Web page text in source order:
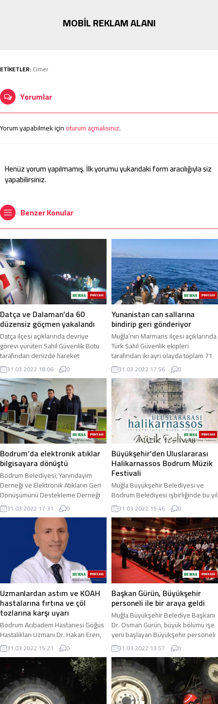
MOBİL REKLAM ALANI
ETİKETLER:Cimer
Yorumlar
Yorum yapabilmek içinoturum açmalısınız.
Henüz yorum yapılmamış. İlk yorumu yukarıdaki form aracılığıyla siz
yapabilirsiniz.
Benzer Konular
Datça ve Dalaman’da 60
düzensiz göçmen yakalandı
Datça ilçesi açıklarında devriye
görevi yürüten Sahil Güvenlik Botu
tarafından denizde hareket
halindeki lastik bot durduruldu. Lastik
bot içinde ...
31.03.2022 18:06 0
Yunanistan can sallarına
bindirip geri gönderiyor
Muğla’nın Marmaris ilçesi açıklarında
Türk Sahil Güvenlik ekipleri
tarafından iki ayrı olayda toplam 71
düzensiz göçmen kurtarıldı. Öğle ...
31.03.2022 17:56 0
Bodrum’da elektronik atıklar
bilgisayara dönüştü
Bodrum Belediyesi, Yanındayım
Derneği ve Elektronik Atıkların Geri
Dönüşümünü Destekleme Derneği
(EAGD) işbirliğinde gerçekleştirilen "
Geleceğe ...
31.03.2022 17:31 0
Büyükşehir’den Uluslararası
Halikarnassos Bodrum Müzik
Festivali
Muğla Büyükşehir Belediyesi ve
Bodrum Belediyesi işbirliğinde bu yıl
ilk kez Uluslararası Halikarnassos
Bodrum Müzik Festivali
düzenleniyor. 4-5 ...
31.03.2022 15:46 0
Uzmanlardan astım ve KOAH
hastalarına fırtına ve çöl
tozlarına karşı uyarı
Bodrum Acıbadem Hastanesi Göğüs
Hastalıkları Uzmanı Dr. Hakan Eren,
bugün ve yarın gerçekleşeceği
belirtilen çöl fırtınasına karşı
vatandaşları ...
31.03.2022 15:21 0
Başkan Gürün, Büyükşehir
personeli ile bir araya geldi
Muğla Büyükşehir Belediye Başkanı
Dr. Osman Gürün, büyük bölümü işe
yeni başlayan Büyükşehir personeli
ile bir araya geldi. Başkan Gürün ...
31.03.2022 13:57 0